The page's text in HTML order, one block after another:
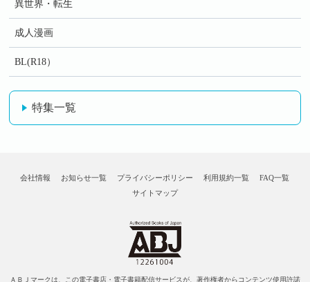
異世界・転生
成人漫画
BL(R18）
特集一覧
会社情報 お知らせ一覧 プライバシーポリシー 利用規約一覧
FAQ一覧
サイトマップ
ＡＢＪマークは、この電子書店・電子書籍配信サービスが、著作権者からコンテンツ使用許諾